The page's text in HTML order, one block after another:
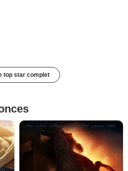
top star complet